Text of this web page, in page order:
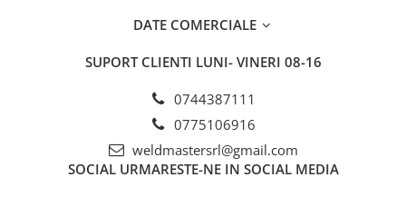
DATE COMERCIALE
SUPORT CLIENTI LUNI- VINERI 08-16
0744387111
0775106916
weldmastersrl@gmail.com
SOCIAL URMARESTE-NE IN SOCIAL MEDIA